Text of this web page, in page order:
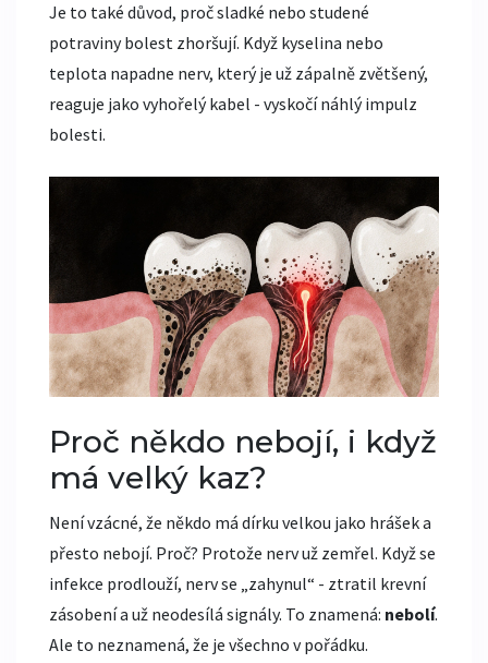
Je to také důvod, proč sladké nebo studené
potraviny bolest zhoršují. Když kyselina nebo
teplota napadne nerv, který je už zápalně zvětšený,
reaguje jako vyhořelý kabel - vyskočí náhlý impulz
bolesti.
Proč někdo nebojí, i když
má velký kaz?
Není vzácné, že někdo má dírku velkou jako hrášek a
přesto nebojí. Proč? Protože nerv už zemřel. Když se
infekce prodlouží, nerv se „zahynul“ - ztratil krevní
zásobení a už neodesílá signály. To znamená: nebolí.
Ale to neznamená, že je všechno v pořádku.